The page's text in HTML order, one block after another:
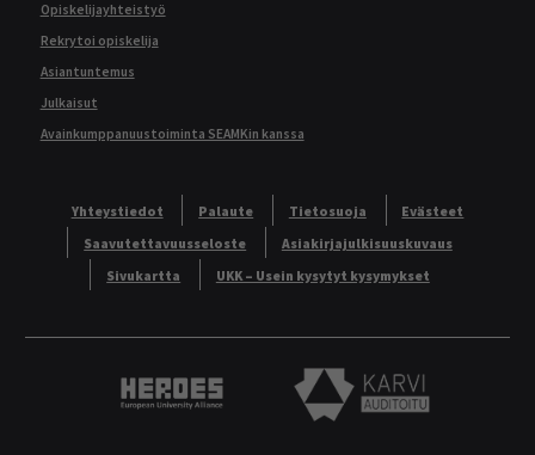
Opiskelijayhteistyö
Rekrytoi opiskelija
Asiantuntemus
Julkaisut
Avainkumppanuustoiminta SEAMKin kanssa
Yhteystiedot Palaute Tietosuoja
Evästeet
Saavutettavuusseloste
Asiakirjajulkisuuskuvaus
Sivukartta
UKK – Usein kysytyt kysymykset
Heroes European University Alliance logo
Karvi Auditoitu logo